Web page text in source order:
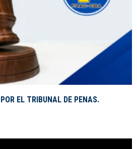
EL TRIBUNAL DE PENAS.